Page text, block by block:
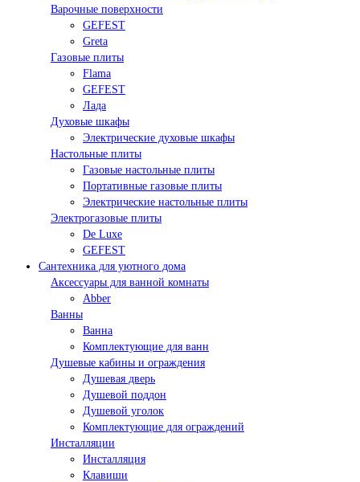
Варочные поверхности
GEFEST
Greta
Газовые плиты
Flama
GEFEST
Лада
Духовые шкафы
Электрические духовые шкафы
Настольные плиты
Газовые настольные плиты
Портативные газовые плиты
Электрические настольные плиты
Электрогазовые плиты
De Luxe
GEFEST
Сантехника для уютного дома
Аксессуары для ванной комнаты
Abber
Ванны
Ванна
Комплектующие для ванн
Душевые кабины и ограждения
Душевая дверь
Душевой поддон
Душевой уголок
Комплектующие для ограждений
Инсталляции
Инсталляция
Клавиши